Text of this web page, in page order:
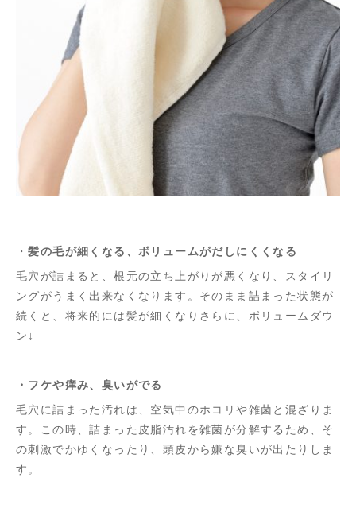
・髪の毛が細くなる、ボリュームがだしにくくなる
毛穴が詰まると、根元の立ち上がりが悪くなり、スタイリ
ングがうまく出来なくなります。そのまま詰まった状態が
続くと、将来的には髪が細くなりさらに、ボリュームダウ
ン↓
・フケや痒み、臭いがでる
毛穴に詰まった汚れは、空気中のホコリや雑菌と混ざりま
す。この時、詰まった皮脂汚れを雑菌が分解するため、そ
の刺激でかゆくなったり、頭皮から嫌な臭いが出たりしま
す。